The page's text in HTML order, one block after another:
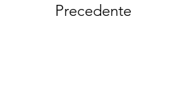
Precedente